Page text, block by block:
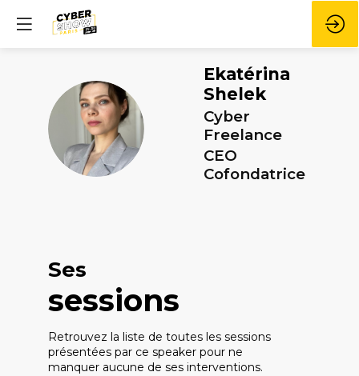
ES
Ekatérina
Shelek
Cyber
Freelance
CEO
Cofondatrice
Ses
sessions
Retrouvez la liste de toutes les sessions
présentées par ce speaker pour ne
manquer aucune de ses interventions.